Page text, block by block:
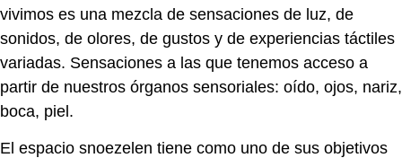
vivimos es una mezcla de sensaciones de luz, de
sonidos, de olores, de gustos y de experiencias táctiles
variadas. Sensaciones a las que tenemos acceso a
partir de nuestros órganos sensoriales: oído, ojos, nariz,
boca, piel.
El espacio snoezelen tiene como uno de sus objetivos